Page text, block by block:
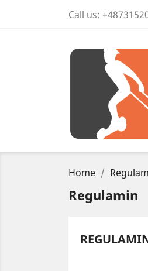
Call us:
Home
Regulamin